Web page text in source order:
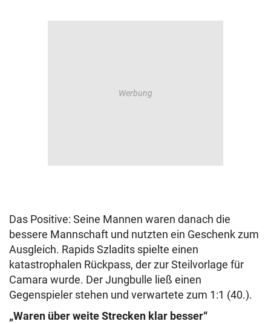
Das Positive: Seine Mannen waren danach die
bessere Mannschaft und nutzten ein Geschenk zum
Ausgleich. Rapids Szladits spielte einen
katastrophalen Rückpass, der zur Steilvorlage für
Camara wurde. Der Jungbulle ließ einen
Gegenspieler stehen und verwartete zum 1:1 (40.).
„Waren über weite Strecken klar besser“